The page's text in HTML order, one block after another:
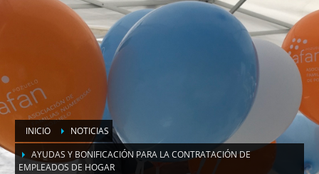
INICIO
NOTICIAS
AYUDAS Y BONIFICACIÓN PARA LA CONTRATACIÓN DE
EMPLEADOS DE HOGAR